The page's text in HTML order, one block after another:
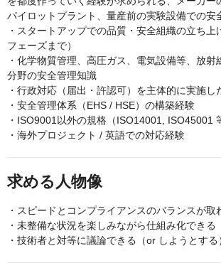
パイロットプラント、量産前の実験設備での安
・スタートアップでの品質・安全組織の立ち
フェーズまで）
・化学物質管理、高圧ガス、電気設備等、放射
分野の安全管理知識
・行政対応（届出・許認可）を主体的に実施し
・安全管理体系（EHS / HSE）の構築経験
・ISO9001以外の規格（ISO14001, ISO45001
・海外プロジェクト / 英語での対応経験
求める人物像
・スピードとコンプライアンスのバランスが取
・未整備な状況を楽しみながら仕組み化できる
・技術者と対等に議論できる（or しようとする